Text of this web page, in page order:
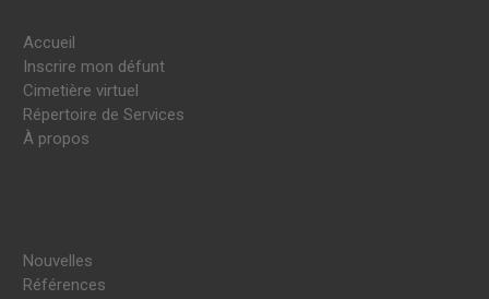
Accueil
Inscrire mon défunt
Cimetière virtuel
Répertoire de Services
À propos
Nouvelles
Références